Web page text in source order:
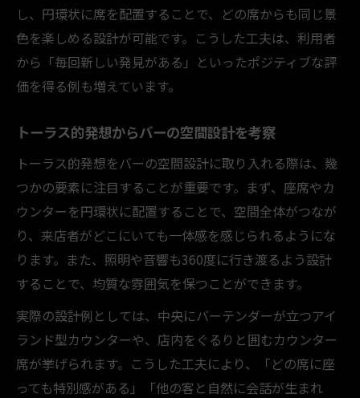
し、円環状に席を配置することで、どの席からも同じ景
色を楽しめる設計が可能です。こうした工夫は、利用者
から「毎回新しい発見がある」といったポジティブな評
価を得る例も増えています。
トーラス的発想からバーの空間設計を考察
トーラス的発想をバーの空間設計に取り入れる際は、幾
つかの要素に注目することが重要です。まず、座席やカ
ウンターを円環状に配置することで、空間全体がつなが
り、来店者がどこにいても一体感を感じられるようにな
ります。また、照明や音響も360度に行き渡るよう設計
することで、均質な雰囲気を保つことができます。
実際の設計例としては、中央にバーテンダーが立つアイ
ランド型カウンターや、店内をぐるりと囲むカウンター
席が挙げられます。こうした工夫により、「どの席に座
っても特別感がある」「他の客と自然に会話が生まれ